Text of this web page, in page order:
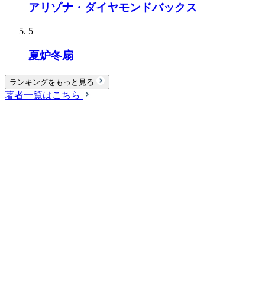
アリゾナ・ダイヤモンドバックス
5
夏炉冬扇
ランキングをもっと見る
著者一覧はこちら